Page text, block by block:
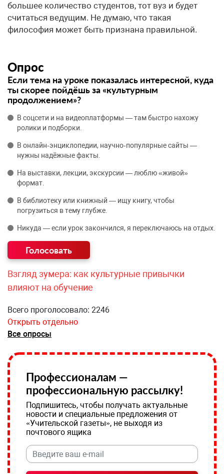
большее количество студентов, тот вуз и будет
считаться ведущим. Не думаю, что такая
философия может быть признана правильной.
Опрос
Если тема на уроке показалась интересной, куда
ты скорее пойдёшь за «культурным
продолжением»?
В соцсети и на видеоплатформы — там быстро нахожу
ролики и подборки.
В онлайн‑энциклопедии, научно‑популярные сайты —
нужны надёжные факты.
На выставки, лекции, экскурсии — люблю «живой»
формат.
В библиотеку или книжный — ищу книгу, чтобы
погрузиться в тему глубже.
Никуда — если урок закончился, я переключаюсь на отдых.
Взгляд зумера: как культурные привычки
влияют на обучение
Всего проголосовало: 2246
Открыть отдельно
Все опросы
Профессионалам —
профессиональную рассылку!
Подпишитесь, чтобы получать актуальные
новости и специальные предложения от
«Учительской газеты», не выходя из
почтового ящика